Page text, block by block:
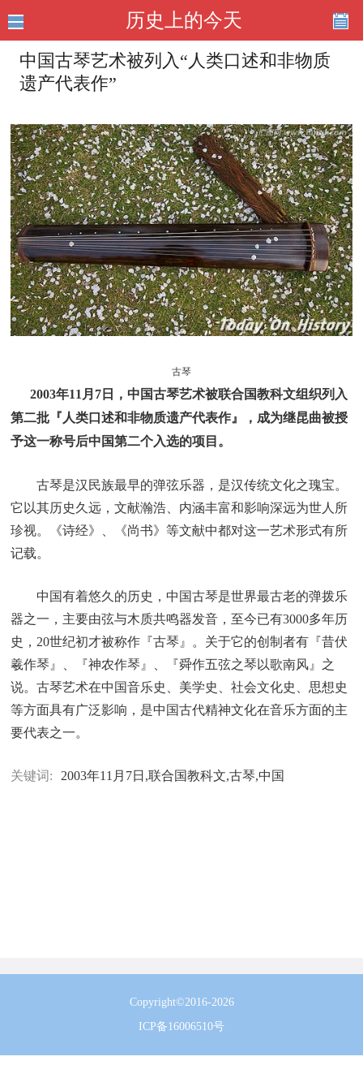
历史上的今天
中国古琴艺术被列入“人类口述和非物质
遗产代表作”
古琴
2003年11月7日，中国古琴艺术被联合国教科文组织列入
第二批『人类口述和非物质遗产代表作』，成为继昆曲被授
予这一称号后中国第二个入选的项目。
古琴是汉民族最早的弹弦乐器，是汉传统文化之瑰宝。
它以其历史久远，文献瀚浩、内涵丰富和影响深远为世人所
珍视。《诗经》、《尚书》等文献中都对这一艺术形式有所
记载。
中国有着悠久的历史，中国古琴是世界最古老的弹拨乐
器之一，主要由弦与木质共鸣器发音，至今已有3000多年历
史，20世纪初才被称作『古琴』。关于它的创制者有『昔伏
羲作琴』、『神农作琴』、『舜作五弦之琴以歌南风』之
说。古琴艺术在中国音乐史、美学史、社会文化史、思想史
等方面具有广泛影响，是中国古代精神文化在音乐方面的主
要代表之一。
关键词: 2003年11月7日,联合国教科文,古琴,中国
Copyright©2016-2026
ICP备16006510号